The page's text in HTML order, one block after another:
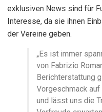
exklusiven News sind für
Interesse, da sie ihnen
der Vereine geben.
„Es ist immer
von Fabrizio
Berichterstattung
Vorgeschmack
und lässt uns die